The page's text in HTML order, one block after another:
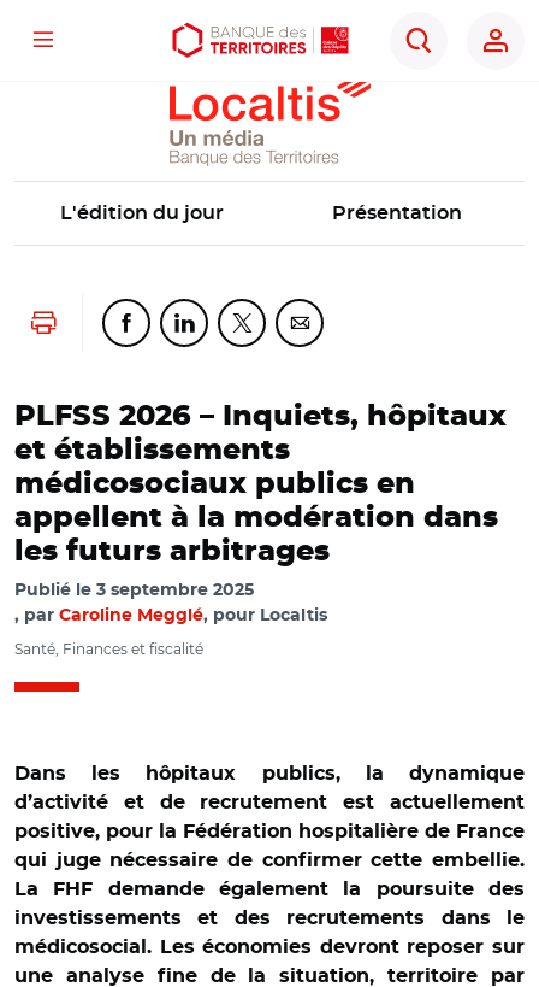
Aller
Aller
Ouvrir
d'accessibilité
Menu
Rechercher
Localtis
L'édition du jour Présentation
Lancer l'impressionPartager cette page sur Facebook
Partager cette page sur Linkedin
Partager cette page sur Twitter
Partager cette page sur
PLFSS 2026 – Inquiets, hôpitaux
et établissements
médicosociaux publics en
appellent à la modération dans
les futurs arbitrages
Publié le 3 septembre 2025
par Caroline Megglé, pour Localtis
Santé, Finances et fiscalité
Dans les hôpitaux publics, la dynamique
d’activité et de recrutement est actuellement
positive, pour la Fédération hospitalière de France
qui juge nécessaire de confirmer cette embellie.
La FHF demande également la poursuite des
investissements et des recrutements dans le
médicosocial. Les économies devront reposer sur
une analyse fine de la situation, territoire par